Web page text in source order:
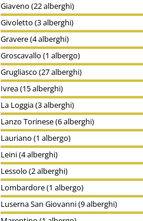
Giaveno (22 alberghi)
Givoletto (3 alberghi)
Gravere (4 alberghi)
Groscavallo (1 albergo)
Grugliasco (27 alberghi)
Ivrea (15 alberghi)
La Loggia (3 alberghi)
Lanzo Torinese (6 alberghi)
Lauriano (1 albergo)
Leini (4 alberghi)
Lessolo (2 alberghi)
Lombardore (1 albergo)
Luserna San Giovanni (9 alberghi)